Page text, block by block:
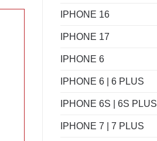
IPHONE 16
IPHONE 17
IPHONE 6
IPHONE 6 | 6 PLUS
IPHONE 6S | 6S PLUS
IPHONE 7 | 7 PLUS